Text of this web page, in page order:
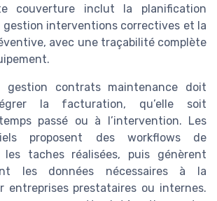
couverture inclut la planification
interventions correctives et la
avec une traçabilité complète
gestion contrats maintenance doit
la facturation, qu’elle soit
passé ou à l’intervention. Les
proposent des workflows de
taches réalisées, puis génèrent
les données nécessaires à la
entreprises prestataires ou internes.